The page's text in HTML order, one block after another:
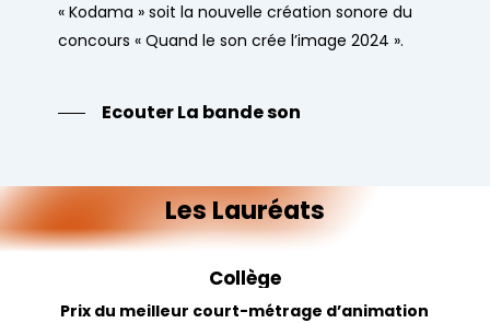
« Kodama » soit la nouvelle création sonore du
concours « Quand le son crée l’image 2024 ».
Ecouter La bande son
LesLauréats
Collège
Prix du meilleur court-métrage d’animation